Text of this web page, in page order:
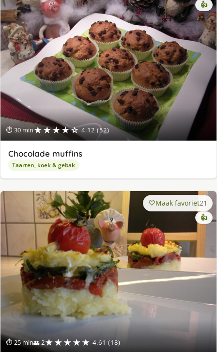
⏱ 30 min★★★★☆ 4.12 (52)
👍
Chocolade muffins
Taarten, koek & gebak
⏱ 25 min👥 2★★★★★ 4.61 (18)
Maak favoriet21
👍